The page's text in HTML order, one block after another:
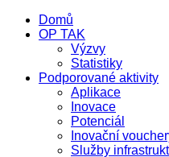
Domů
OP TAK
Výzvy
Statistiky
Podporované aktivity
Aplikace
Inovace
Potenciál
Inovační
Služby